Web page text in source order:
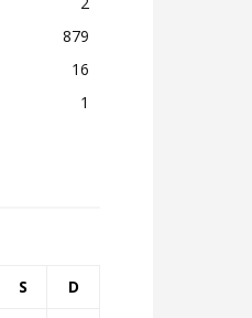
879
16
1
S D